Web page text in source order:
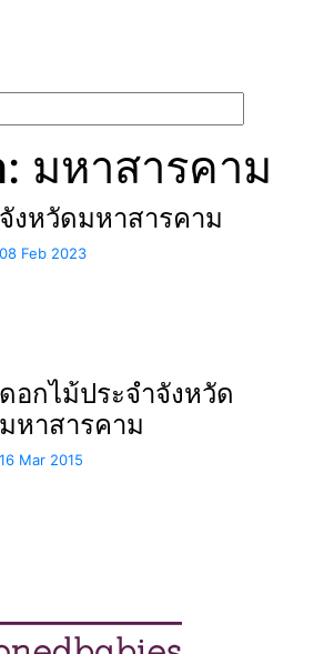
มหาสารคาม
จังหวัดมหาสารคาม
08 Feb 2023
ดอกไม้ประจำจังหวัด
มหาสารคาม
16 Mar 2015